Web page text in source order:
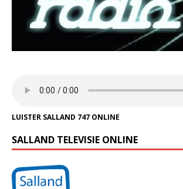
LUISTER SALLAND 747 ONLINE
SALLAND TELEVISIE ONLINE